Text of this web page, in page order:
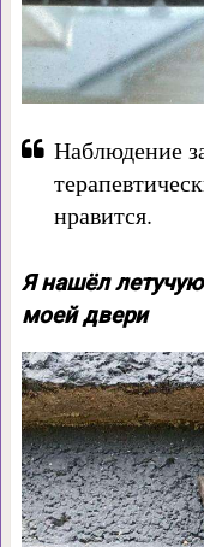
Наблюдение
нравится.
Я нашёл
моей двери